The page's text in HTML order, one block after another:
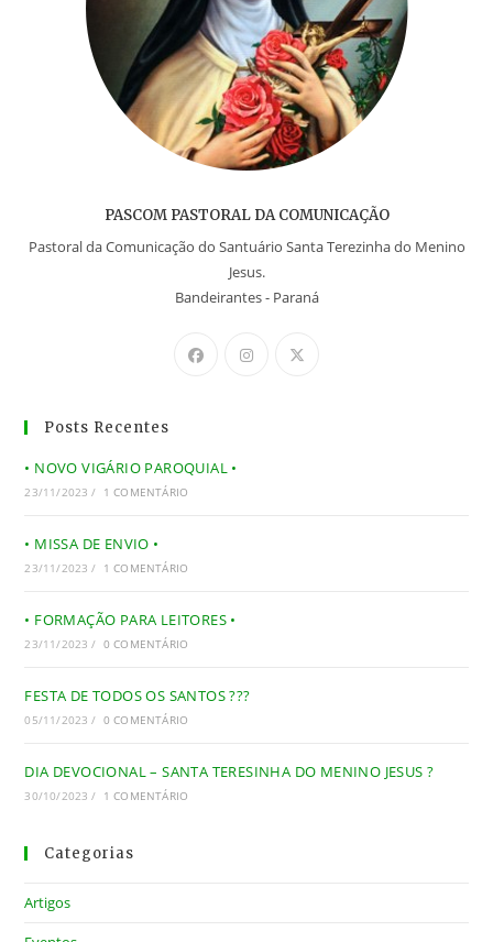
PASCOM PASTORAL DA COMUNICAÇÃO
Pastoral da Comunicação do Santuário Santa Terezinha do Menino
Jesus.
Bandeirantes - Paraná
Posts Recentes
• NOVO VIGÁRIO PAROQUIAL •
23/11/2023 / 1 COMENTÁRIO
• MISSA DE ENVIO •
23/11/2023 / 1 COMENTÁRIO
• FORMAÇÃO PARA LEITORES •
23/11/2023 / 0 COMENTÁRIO
FESTA DE TODOS OS SANTOS ???
05/11/2023 / 0 COMENTÁRIO
DIA DEVOCIONAL – SANTA TERESINHA DO MENINO JESUS ?
30/10/2023 / 1 COMENTÁRIO
Categorias
Artigos